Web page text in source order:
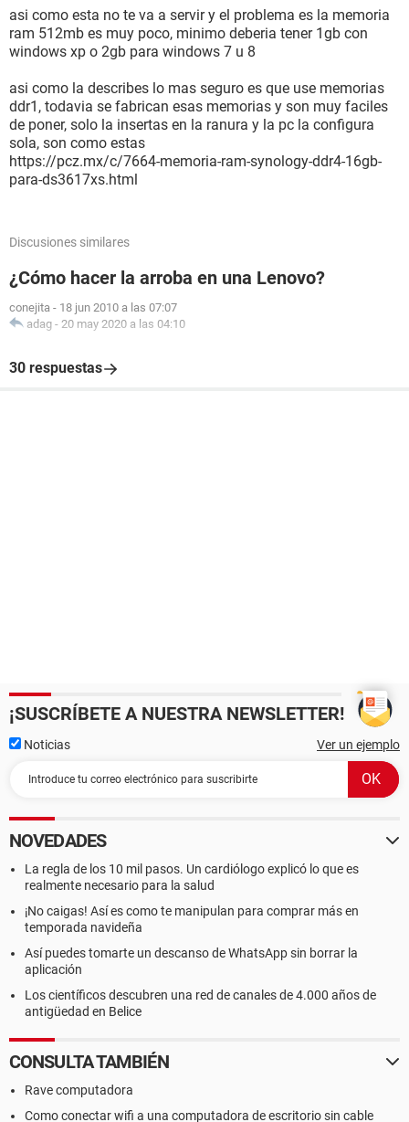
asi como esta no te va a servir y el problema es la memoria
ram 512mb es muy poco, minimo deberia tener 1gb con
windows xp o 2gb para windows 7 u 8
asi como la describes lo mas seguro es que use memorias
ddr1, todavia se fabrican esas memorias y son muy faciles
de poner, solo la insertas en la ranura y la pc la configura
sola, son como estas
https://pcz.mx/c/7664-memoria-ram-synology-ddr4-16gb-
para-ds3617xs.html
Discusiones similares
¿Cómo hacer la arroba en una Lenovo?
conejita - 18 jun 2010 a las 07:07
adag - 20 may 2020 a las 04:10
30 respuestas
¡SUSCRÍBETE A NUESTRA NEWSLETTER!
Noticias Ver un ejemplo
NOVEDADES
La regla de los 10 mil pasos. Un cardiólogo explicó lo que es
realmente necesario para la salud
¡No caigas! Así es como te manipulan para comprar más en
temporada navideña
Así puedes tomarte un descanso de WhatsApp sin borrar la
aplicación
Los científicos descubren una red de canales de 4.000 años de
antigüedad en Belice
CONSULTA TAMBIÉN
Rave computadora
Como conectar wifi a una computadora de escritorio sin cable